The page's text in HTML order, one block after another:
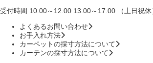
受付時間 10:00～12:00 13:00～17:00 （土日祝休
よくあるお問い合わせ
お手入れ方法
カーペットの採寸方法について
カーテンの採寸方法について